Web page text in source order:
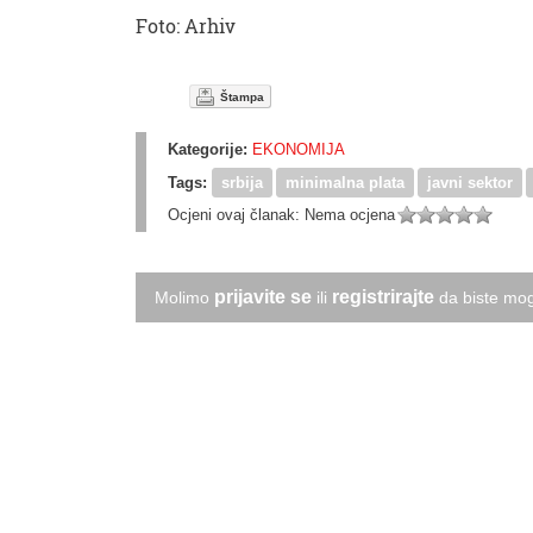
Foto: Arhiv
Štampa
Kategorije: EKONOMIJA
Tags:
srbija minimalna plata javni sektor
Ocjeni ovaj članak: Nema ocjena
Molimo prijavite se ili registrirajte da biste